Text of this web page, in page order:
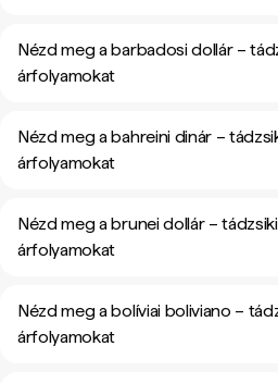
Nézd meg a barbadosi dollár –
árfolyamokat
Nézd meg a bahreini dinár –
árfolyamokat
Nézd meg a brunei dollár –
árfolyamokat
Nézd meg a bolíviai boliviano –
árfolyamokat